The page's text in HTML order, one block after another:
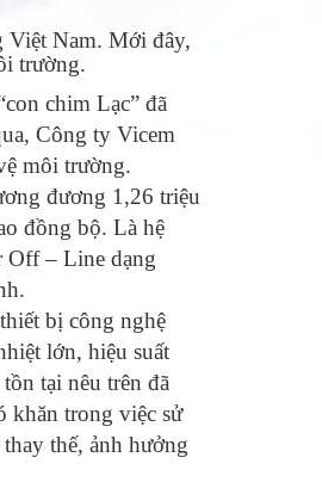
Việt Nam. Mới đây,
trường.
chim Lạc” đã
Công ty Vicem
môi trường.
đương 1,26 triệu
đồng bộ. Là hệ
Off – Line dạng
bị công nghệ
lớn, hiệu suất
tại nêu trên đã
khăn trong việc sử
thế, ảnh hưởng